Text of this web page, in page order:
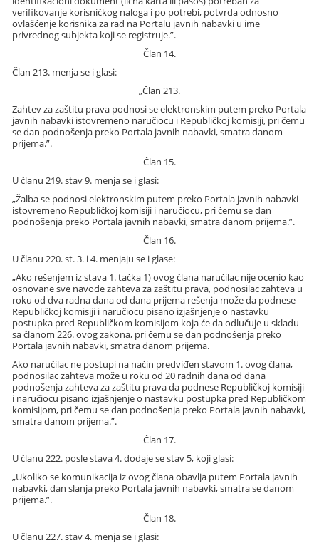
verifikovanje korisničkog naloga i po potrebi, potvrda odnosno
ovlašćenje korisnika za rad na Portalu javnih nabavki u ime
privrednog subjekta koji se registruje.”.
Član 14.
Član 213. menja se i glasi:
„Član 213.
Zahtev za zaštitu prava podnosi se elektronskim putem preko Portala
javnih nabavki istovremeno naručiocu i Republičkoj komisiji, pri čemu
se dan podnošenja preko Portala javnih nabavki, smatra danom
prijema.”.
Član 15.
U članu 219. stav 9. menja se i glasi:
„Žalba se podnosi elektronskim putem preko Portala javnih nabavki
istovremeno Republičkoj komisiji i naručiocu, pri čemu se dan
podnošenja preko Portala javnih nabavki, smatra danom prijema.”.
Član 16.
U članu 220. st. 3. i 4. menjaju se i glase:
„Ako rešenjem iz stava 1. tačka 1) ovog člana naručilac nije ocenio kao
osnovane sve navode zahteva za zaštitu prava, podnosilac zahteva u
roku od dva radna dana od dana prijema rešenja može da podnese
Republičkoj komisiji i naručiocu pisano izjašnjenje o nastavku
postupka pred Republičkom komisijom koja će da odlučuje u skladu
sa članom 226. ovog zakona, pri čemu se dan podnošenja preko
Portala javnih nabavki, smatra danom prijema.
Ako naručilac ne postupi na način predviđen stavom 1. ovog člana,
podnosilac zahteva može u roku od 20 radnih dana od dana
podnošenja zahteva za zaštitu prava da podnese Republičkoj komisiji
i naručiocu pisano izjašnjenje o nastavku postupka pred Republičkom
komisijom, pri čemu se dan podnošenja preko Portala javnih nabavki,
smatra danom prijema.”.
Član 17.
U članu 222. posle stava 4. dodaje se stav 5, koji glasi:
„Ukoliko se komunikacija iz ovog člana obavlja putem Portala javnih
nabavki, dan slanja preko Portala javnih nabavki, smatra se danom
prijema.”.
Član 18.
U članu 227. stav 4. menja se i glasi: